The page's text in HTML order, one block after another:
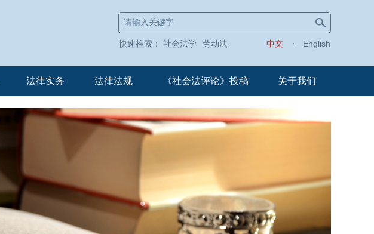
快速检索： 社会法学 劳动法 中文 English
法律实务 法律法规 《社会法评论》投稿 关于我们